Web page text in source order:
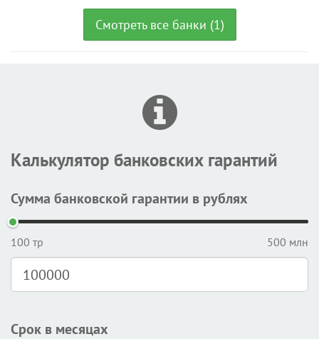
Смотреть все банки (1)
Калькулятор банковских гарантий
Сумма банковской гарантии в рублях
100 тр 500 млн
Срок в месяцах